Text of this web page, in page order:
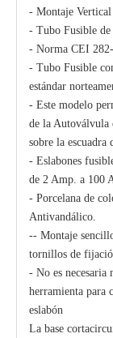
- Montaje Vertical
- Tubo Fusible
- Norma CEI
- Tubo Fusible
estándar
- Este modelo
de la Autoválvula
sobre la escuadra
- Eslabones
de 2 Amp. a 100
- Porcelana de
Antivandálico.
-- Montaje
tornillos de
- No es necesaria
herramienta para
eslabón
La base